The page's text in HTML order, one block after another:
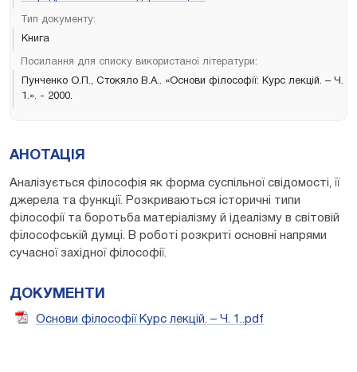
Тип документу:
Книга
Посилання для списку використаної літератури:
Пунченко О.П., Стокяло В.А.. «Основи філософії: Курс лекцій. – Ч.
1.». - 2000.
АНОТАЦІЯ
Аналізується філософія як форма суспільної свідомості, її
джерела та функції. Розкриваються історичні типи
філософії та боротьба матеріалізму й ідеалізму в світовій
філософській думці. В роботі розкриті основні напрями
сучасної західної філософії.
ДОКУМЕНТИ
Основи філософії Курс лекцій. – Ч. 1..pdf